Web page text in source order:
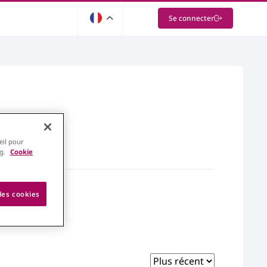
Se connecter
pour
Cookie
cookies